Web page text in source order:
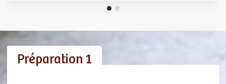
Préparation 1